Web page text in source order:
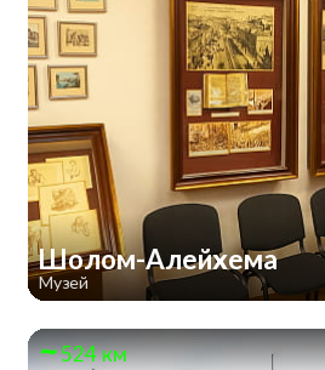
Шолом-Алейхема
Музей
524 км